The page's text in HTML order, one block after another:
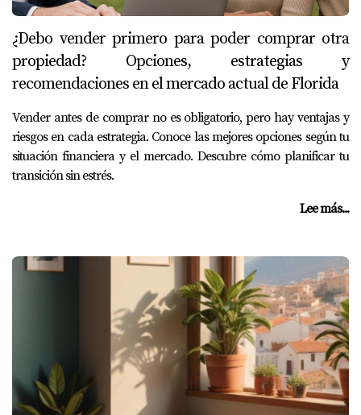
¿Debo vender primero para poder comprar otra
propiedad? Opciones, estrategias y
recomendaciones en el mercado actual de Florida
Vender antes de comprar no es obligatorio, pero hay ventajas y
riesgos en cada estrategia. Conoce las mejores opciones según tu
situación financiera y el mercado. Descubre cómo planificar tu
transición sin estrés.
Lee más...